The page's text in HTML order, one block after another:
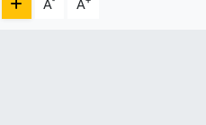
A A